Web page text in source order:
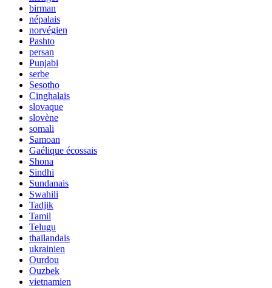
birman
népalais
norvégien
Pashto
persan
Punjabi
serbe
Sesotho
Cinghalais
slovaque
slovène
somali
Samoan
Gaélique écossais
Shona
Sindhi
Sundanais
Swahili
Tadjik
Tamil
Telugu
thaïlandais
ukrainien
Ourdou
Ouzbek
vietnamien